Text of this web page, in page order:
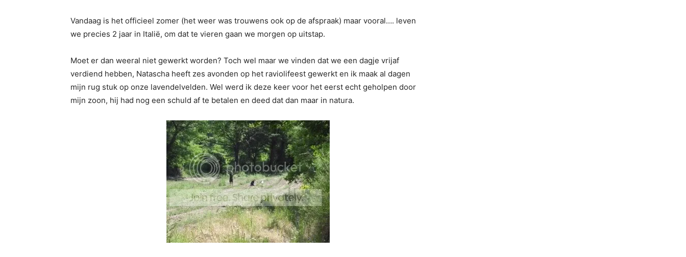
Vandaag is het officieel zomer (het weer was trouwens ook op de afspraak) maar vooral…. leven
we precies 2 jaar in Italië, om dat te vieren gaan we morgen op uitstap.
Moet er dan weeral niet gewerkt worden? Toch wel maar we vinden dat we een dagje vrijaf
verdiend hebben, Natascha heeft zes avonden op het raviolifeest gewerkt en ik maak al dagen
mijn rug stuk op onze lavendelvelden. Wel werd ik deze keer voor het eerst echt geholpen door
mijn zoon, hij had nog een schuld af te betalen en deed dat dan maar in natura.